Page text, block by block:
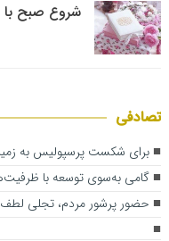
شروع صبح
تصادفی
برای شکست پرسپولیس به
گامی به‌سوی توسعه با
حضور پرشور مردم، تجلی